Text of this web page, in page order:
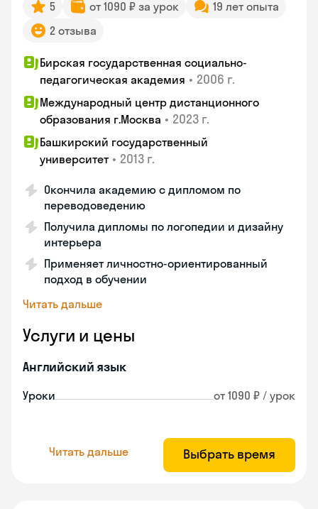
5 от 1090 ₽ за урок
19 лет опыта
2 отзыва
Бирская государственная социально-
педагогическая академия • 2006 г.
Международный центр дистанционного
образования г.Москва • 2023 г.
Башкирский государственный
университет • 2013 г.
Окончила академию с дипломом по
переводоведению
Получила дипломы по логопедии и дизайну
интерьера
Применяет личностно-ориентированный
подход в обучении
Читать дальше
Услуги и цены
Английский язык
Уроки от 1090 ₽ / урок
Читать дальше Выбрать время